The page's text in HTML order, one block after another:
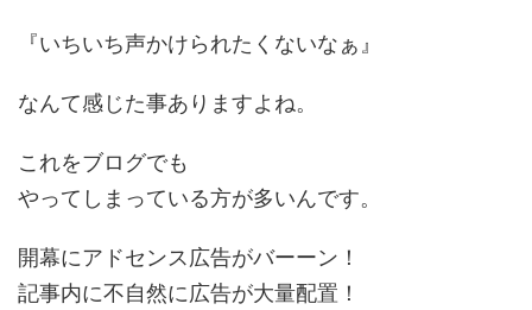
『いちいち声かけられたくないなぁ』
なんて感じた事ありますよね。
これをブログでも
やってしまっている方が多いんです。
開幕にアドセンス広告がバーーン！
記事内に不自然に広告が大量配置！